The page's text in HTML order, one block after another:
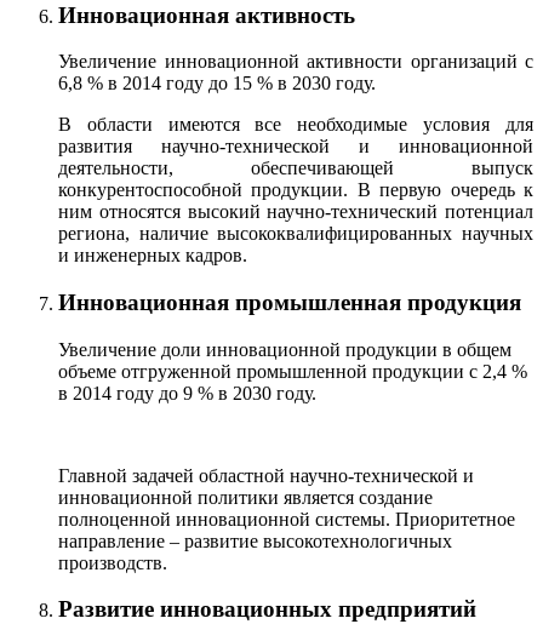
Инновационная активность
Увеличение инновационной активности организаций с
6,8 % в 2014 году до 15 % в 2030 году.
В области имеются все необходимые условия для
развития научно-технической и инновационной
деятельности, обеспечивающей выпуск
конкурентоспособной продукции. В первую очередь к
ним относятся высокий научно-технический потенциал
региона, наличие высококвалифицированных научных
и инженерных кадров.
Инновационная промышленная продукция
Увеличение доли инновационной продукции в общем
объеме отгруженной промышленной продукции с 2,4 %
в 2014 году до 9 % в 2030 году.
Главной задачей областной научно-технической и
инновационной политики является создание
полноценной инновационной системы. Приоритетное
направление – развитие высокотехнологичных
производств.
Развитие инновационных предприятий